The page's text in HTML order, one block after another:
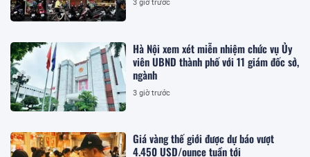
3 giờ trước
Hà Nội xem xét miễn nhiệm chức vụ Ủy
viên UBND thành phố với 11 giám đốc sở,
ngành
3 giờ trước
Giá vàng thế giới được dự báo vượt
4.450 USD/ounce tuần tới